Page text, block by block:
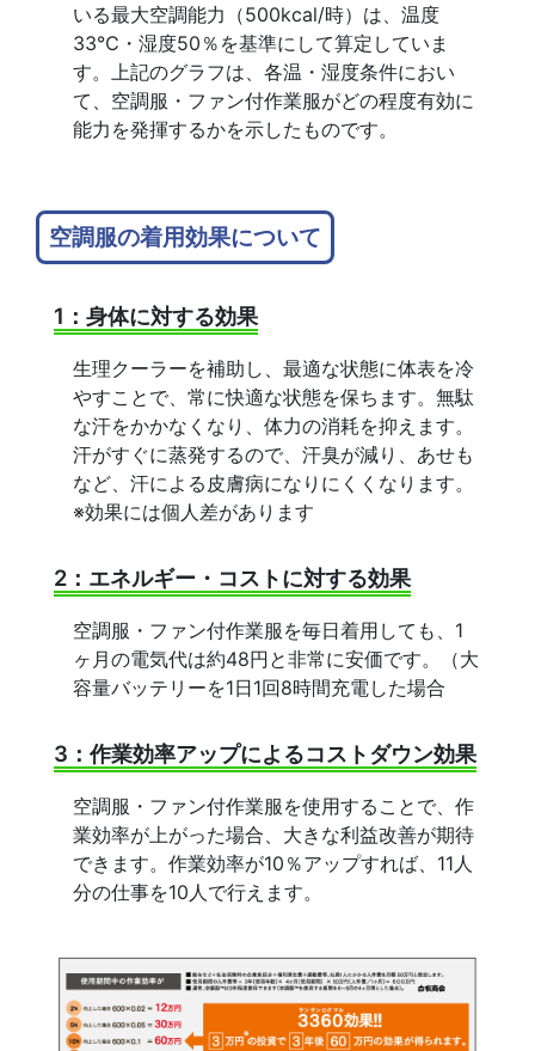
いる最大空調能力（500kcal/時）は、温度
33℃・湿度50％を基準にして算定していま
す。上記のグラフは、各温・湿度条件におい
て、空調服・ファン付作業服がどの程度有効に
能力を発揮するかを示したものです。
空調服の着用効果について
1：身体に対する効果
生理クーラーを補助し、最適な状態に体表を冷
やすことで、常に快適な状態を保ちます。無駄
な汗をかかなくなり、体力の消耗を抑えます。
汗がすぐに蒸発するので、汗臭が減り、あせも
など、汗による皮膚病になりにくくなります。
※効果には個人差があります
2：エネルギー・コストに対する効果
空調服・ファン付作業服を毎日着用しても、1
ヶ月の電気代は約48円と非常に安価です。（大
容量バッテリーを1日1回8時間充電した場合
3：作業効率アップによるコストダウン効果
空調服・ファン付作業服を使用することで、作
業効率が上がった場合、大きな利益改善が期待
できます。作業効率が10％アップすれば、11人
分の仕事を10人で行えます。